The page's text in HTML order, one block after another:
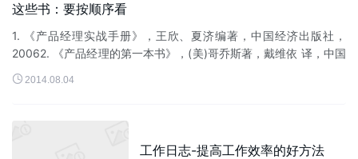
这些书：要按顺序看
1. 《产品经理实战手册》，王欣、夏济编著，中国经济出版社，
20062. 《产品经理的第一本书》，(美)哥乔斯著，戴维依 译，中国
财经出版社，20043. 《产品经理的第二本书》，(美)哥乔斯著，戴
维...
 2014.08.04
工作日志-提高工作效率的好方法